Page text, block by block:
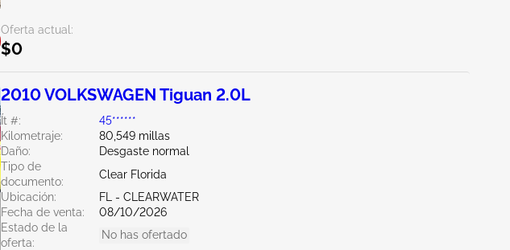
Oferta actual:
$0
2010 VOLKSWAGEN Tiguan 2.0L
Ít #:
45******
Kilometraje:
80,549 millas
Daño:
Desgaste normal
Tipo de
documento:
Clear Florida
Ubicación:
FL - CLEARWATER
Fecha de venta:
08/10/2026
Estado de la
oferta:
No has ofertado